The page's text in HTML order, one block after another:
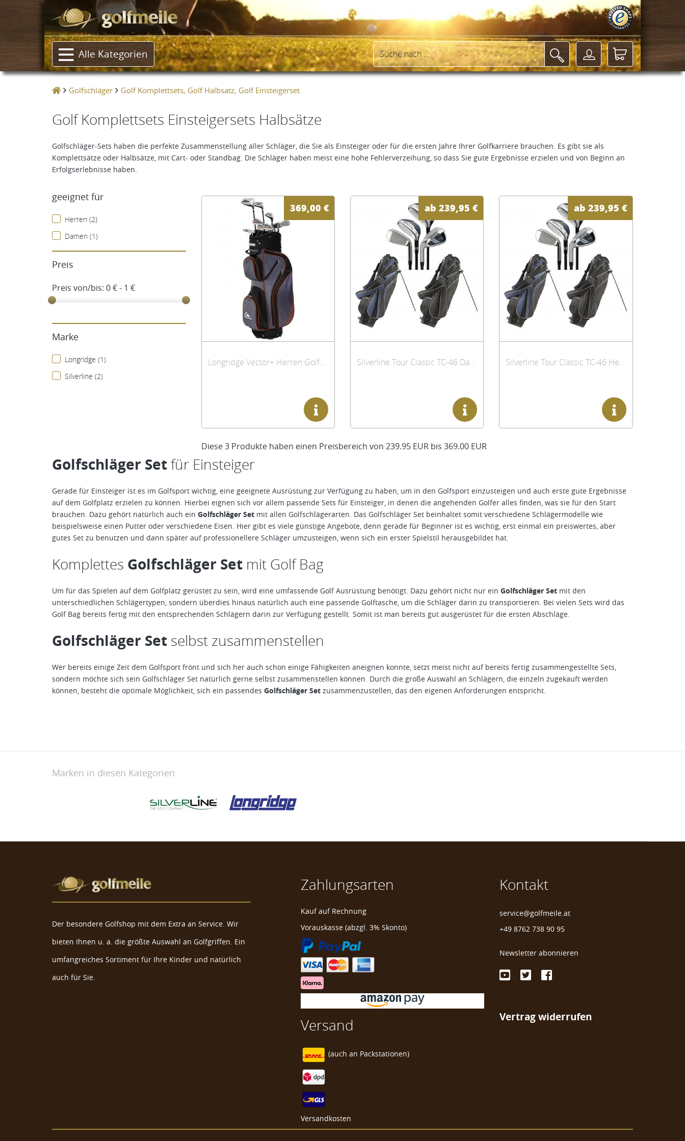
Alle Kategorien
Golfschläger Golf Komplettsets, Golf Halbsatz, Golf Einsteigerset
Golf Komplettsets Einsteigersets Halbsätze
Golfschläger-Sets haben die perfekte Zusammenstellung aller Schläger, die Sie als Einsteiger oder für die ersten Jahre Ihrer Golfkarriere brauchen. Es gibt sie als
Komplettsätze oder Halbsätze, mit Cart- oder Standbag. Die Schläger haben meist eine hohe Fehlerverzeihung, so dass Sie gute Ergebnisse erzielen und von Beginn an
Erfolgserlebnisse haben.
geeignet für
Herren (2)
Damen (1)
Preis
Preis von/bis: 0 € - 1 €
Marke
Longridge (1)
Silverline (2)
369,00 €
Longridge Vector+ Herren Golfset
ab239,95 €
Silverline Tour Classic TC-46 Damen Golfset Halbsatz
ab 239,95 €
Silverline Tour Classic TC-46 Herren Golfset Halbsatz
Diese3Produkte haben einen Preisbereich von 239.95 EURbis 369.00 EUR
Golfschläger Setfür Einsteiger
Gerade für Einsteiger ist es im Golfsport wichtig, eine geeignete Ausrüstung zur Verfügung zu haben, um in den Golfsport einzusteigen und auch erste gute Ergebnisse
auf dem Golfplatz erzielen zu können. Hierbei eignen sich vor allem passende Sets für Einsteiger, in denen die angehenden Golfer alles finden, was sie für den Start
brauchen. Dazu gehört natürlich auch ein Golfschläger Set mit allen Golfschlägerarten. Das Golfschläger Set beinhaltet somit verschiedene Schlägermodelle wie
beispielsweise einen Putter oder verschiedene Eisen. Hier gibt es viele günstige Angebote, denn gerade für Beginner ist es wichtig, erst einmal ein preiswertes, aber
gutes Set zu benutzen und dann später auf professionellere Schläger umzusteigen, wenn sich ein erster Spielstil herausgebildet hat.
Komplettes Golfschläger Set mit Golf Bag
Um für das Spielen auf dem Golfplatz gerüstet zu sein, wird eine umfassende Golf Ausrüstung benötigt. Dazu gehört nicht nur ein Golfschläger Set mit den
unterschiedlichen Schlägertypen, sondern überdies hinaus natürlich auch eine passende Golftasche, um die Schläger darin zu transportieren. Bei vielen Sets wird das
Golf Bag bereits fertig mit den entsprechenden Schlägern darin zur Verfügung gestellt. Somit ist man bereits gut ausgerüstet für die ersten Abschläge.
Golfschläger Set selbst zusammenstellen
Wer bereits einige Zeit dem Golfsport frönt und sich her auch schon einige Fähigkeiten aneignen konnte, setzt meist nicht auf bereits fertig zusammengestellte Sets,
sondern möchte sich sein Golfschläger Set natürlich gerne selbst zusammenstellen können. Durch die große Auswahl an Schlägern, die einzeln zugekauft werden
können, besteht die optimale Möglichkeit, sich ein passendes Golfschläger Set zusammenzustellen, das den eigenen Anforderungen entspricht.
Marken in diesen Kategorien
Der besondere Golfshop mit dem Extra an Service. Wir
bieten Ihnen u. a. die größte Auswahl an Golfgriffen. Ein
umfangreiches Sortiment für Ihre Kinder und natürlich
auch für Sie.
Zahlungsarten
Kauf auf Rechnung
Vorauskasse (abzgl. 3% Skonto)
Versand
(auch an Packstationen)
Versandkosten
Kontakt
service@golfmeile.at
+49 8762 738 90 95
Newsletter abonnieren
Vertrag widerrufen